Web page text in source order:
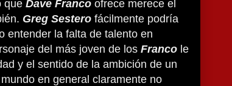
que Dave Franco ofrece merece el
Greg Sestero fácilmente podría
entender la falta de talento en
del más joven de los Franco le
y el sentido de la ambición de un
en general claramente no